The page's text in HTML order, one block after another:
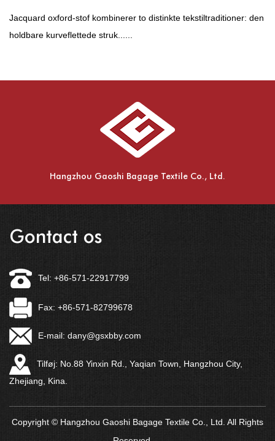
Jacquard oxford-stof kombinerer to distinkte tekstiltraditioner: den
holdbare kurveflettede struk......
Hangzhou Gaoshi Bagage Textile Co., Ltd.
Gontact os
Tel: +86-571-22917799
Fax: +86-571-82799678
E-mail: dany@gsxbby.com
Tilføj: No.88 Yinxin Rd., Yaqian Town, Hangzhou City,
Zhejiang, Kina.
Copyright © Hangzhou Gaoshi Bagage Textile Co., Ltd. All Rights